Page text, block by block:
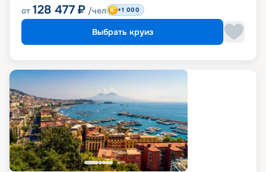
от 128 477 ₽ /чел +1 000
Выбрать круиз